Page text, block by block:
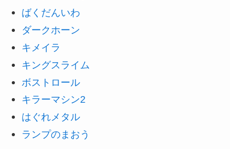
ばくだんいわ
ダークホーン
キメイラ
キングスライム
ボストロール
キラーマシン2
はぐれメタル
ランプのまおう